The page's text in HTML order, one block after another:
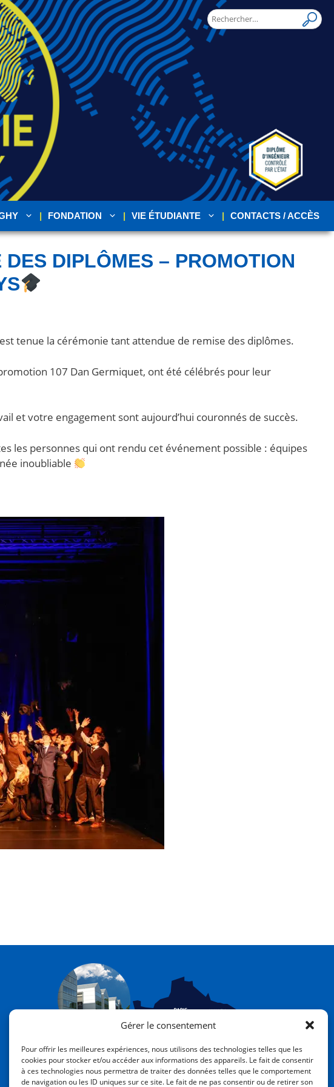
Gérer le consentement
Pour offrir les meilleures expériences, nous utilisons des technologies telles que les
cookies pour stocker et/ou accéder aux informations des appareils. Le fait de consentir
à ces technologies nous permettra de traiter des données telles que le comportement
de navigation ou les ID uniques sur ce site. Le fait de ne pas consentir ou de retirer son
FONDATION VIE ÉTUDIANTE CONTACTS / ACCÈS
DIPLÔMES – PROMOTION
tenue la cérémonie tant attendue de remise des diplômes.
107 Dan Germiquet, ont été célébrés pour leur
et votre engagement sont aujourd’hui couronnés de succès.
les personnes qui ont rendu cet événement possible : équipes
inoubliable
ÉCOLE NATIONALE
SUPÉRIEURE DE GÉOLOGIE
2, rue du Doyen Marcel Roubault - BP 10162